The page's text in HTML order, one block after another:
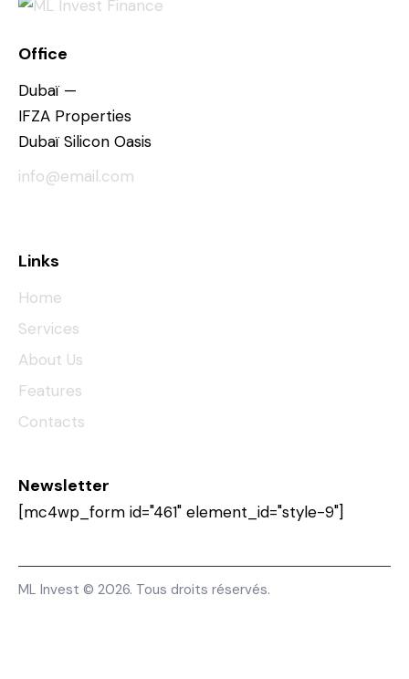
Office
Dubaï —
IFZA Properties
Dubaï Silicon Oasis
info@email.com
Links
Home
Services
About Us
Features
Contacts
Newsletter
[mc4wp_form id="461" element_id="style-9"]
ML Invest © 2026. Tous droits réservés.